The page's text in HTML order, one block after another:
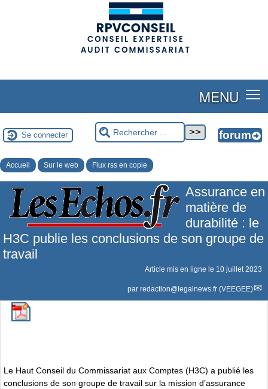
MENU
Se connecter
Accueil Sur le web Flux rss en copie
Assurance en
matière de
durabilité : le
H3C publie les conclusions de son groupe de
travail
Article mis en ligne le 10 juillet 2023
par redaction@legalnews.fr (VEEGEE)
Le Haut Conseil du Commissariat aux Comptes (H3C) a publié les
conclusions de son groupe de travail sur la mission d’assurance